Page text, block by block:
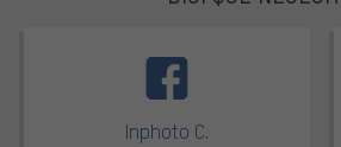
Inphoto C.